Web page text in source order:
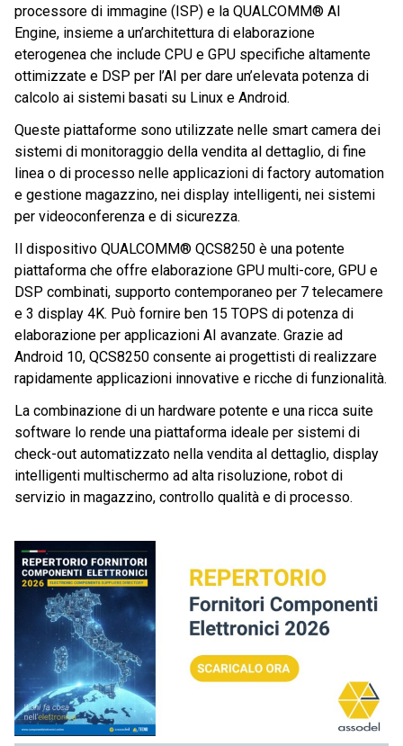
processore di immagine (ISP) e la QUALCOMM® AI
Engine, insieme a un’architettura di elaborazione
eterogenea che include CPU e GPU specifiche altamente
ottimizzate e DSP per l’AI per dare un’elevata potenza di
calcolo ai sistemi basati su Linux e Android.
Queste piattaforme sono utilizzate nelle smart camera dei
sistemi di monitoraggio della vendita al dettaglio, di fine
linea o di processo nelle applicazioni di factory automation
e gestione magazzino, nei display intelligenti, nei sistemi
per videoconferenza e di sicurezza.
Il dispositivo QUALCOMM® QCS8250 è una potente
piattaforma che offre elaborazione GPU multi-core, GPU e
DSP combinati, supporto contemporaneo per 7 telecamere
e 3 display 4K. Può fornire ben 15 TOPS di potenza di
elaborazione per applicazioni AI avanzate. Grazie ad
Android 10, QCS8250 consente ai progettisti di realizzare
rapidamente applicazioni innovative e ricche di funzionalità.
La combinazione di un hardware potente e una ricca suite
software lo rende una piattaforma ideale per sistemi di
check-out automatizzato nella vendita al dettaglio, display
intelligenti multischermo ad alta risoluzione, robot di
servizio in magazzino, controllo qualità e di processo.